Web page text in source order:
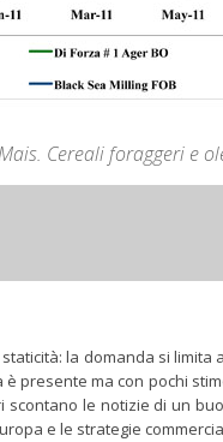
Cereali foraggeri e
la domanda si limita
presente ma con pochi
le notizie di un
e le strategie